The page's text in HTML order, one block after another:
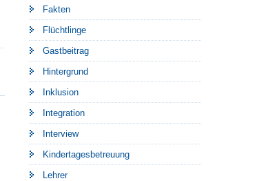
Fakten
Flüchtlinge
Gastbeitrag
Hintergrund
Inklusion
Integration
Interview
Kindertagesbetreuung
Lehrer